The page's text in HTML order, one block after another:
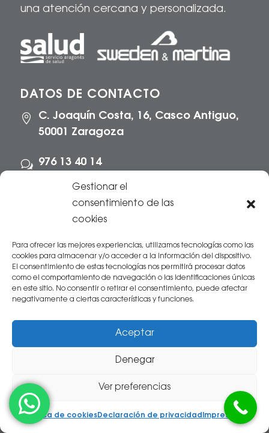
Gestionar el
consentimiento de las
cookies
Para ofrecer las mejores experiencias, utilizamos tecnologías como las
cookies para almacenar y/o acceder a la información del dispositivo.
El consentimiento de estas tecnologías nos permitirá procesar datos
como el comportamiento de navegación o las identificaciones únicas
en este sitio. No consentir o retirar el consentimiento, puede afectar
negativamente a ciertas características y funciones.
Aceptar
Denegar
Ver preferencias
Política de cookiesDeclaración de privacidad Impressum
una atención cercana y personalizada.
DATOS DE CONTACTO

C. Joaquín Costa, 16, Casco Antiguo,
50001 Zaragoza
w 976 13 40 14
zaragoza@clinicasalvo.es
Lunes y jueves: 09:00 a 20:00
Martes y miércoles: 09:00-14:00 y 16:00-
20:00
Viernes: 09:00 a 14:00
DÓNDE ESTAMOS